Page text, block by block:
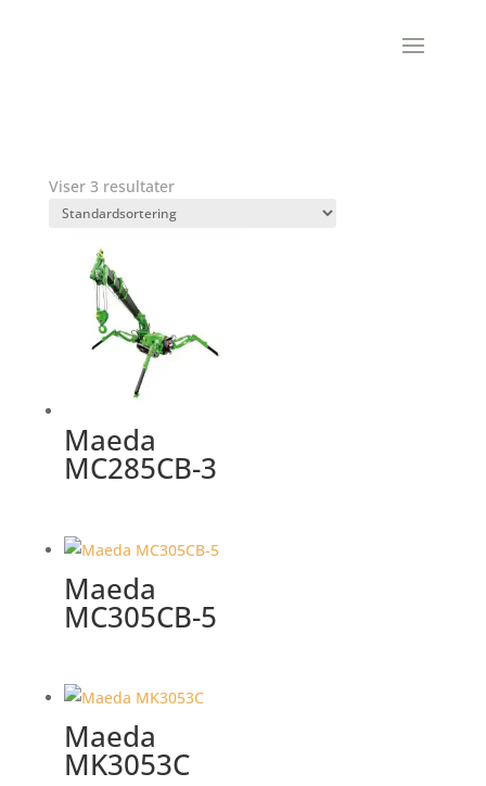
Viser 3 resultater
Maeda
MC285CB-3
Maeda
MC305CB-5
Maeda
MK3053C